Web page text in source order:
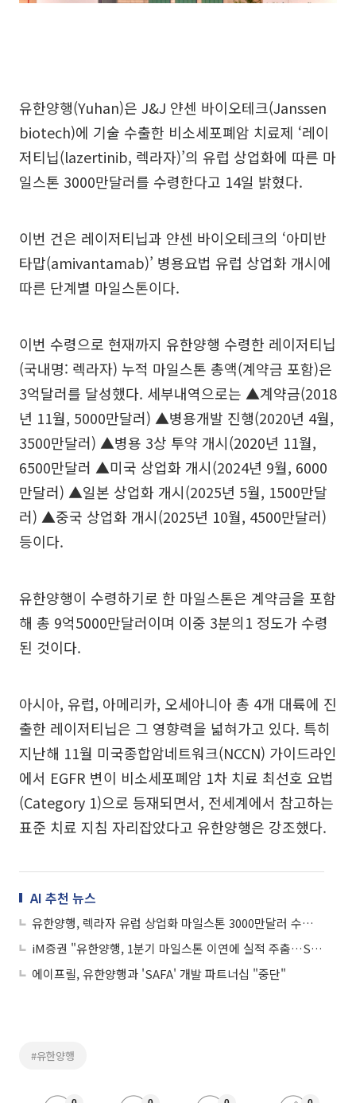
유한양행(Yuhan)은 J&J 얀센 바이오테크(Janssen
biotech)에 기술 수출한 비소세포폐암 치료제 ‘레이
저티닙(lazertinib, 렉라자)’의 유럽 상업화에 따른 마
일스톤 3000만달러를 수령한다고 14일 밝혔다.
이번 건은 레이저티닙과 얀센 바이오테크의 ‘아미반
타맙(amivantamab)’ 병용요법 유럽 상업화 개시에
따른 단계별 마일스톤이다.
이번 수령으로 현재까지 유한양행 수령한 레이저티닙
(국내명: 렉라자) 누적 마일스톤 총액(계약금 포함)은
3억달러를 달성했다. 세부내역으로는 ▲계약금(2018
년 11월, 5000만달러) ▲병용개발 진행(2020년 4월,
3500만달러) ▲병용 3상 투약 개시(2020년 11월,
6500만달러 ▲미국 상업화 개시(2024년 9월, 6000
만달러) ▲일본 상업화 개시(2025년 5월, 1500만달
러) ▲중국 상업화 개시(2025년 10월, 4500만달러)
등이다.
유한양행이 수령하기로 한 마일스톤은 계약금을 포함
해 총 9억5000만달러이며 이중 3분의1 정도가 수령
된 것이다.
아시아, 유럽, 아메리카, 오세아니아 총 4개 대륙에 진
출한 레이저티닙은 그 영향력을 넓혀가고 있다. 특히
지난해 11월 미국종합암네트워크(NCCN) 가이드라인
에서 EGFR 변이 비소세포폐암 1차 치료 최선호 요법
(Category 1)으로 등재되면서, 전세계에서 참고하는
표준 치료 지침 자리잡았다고 유한양행은 강조했다.
AI 추천 뉴스
유한양행, 렉라자 유럽 상업화 마일스톤 3000만달러 수령…누적 3억달러 넘겨
iM증권 "유한양행, 1분기 마일스톤 이연에 실적 주춤…SC 잠재력 유효"
에이프릴, 유한양행과 'SAFA' 개발 파트너십 "중단"
#유한양행